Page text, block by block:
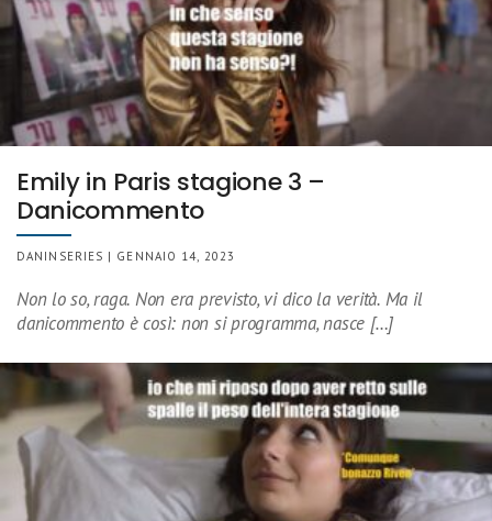
Emily in Paris stagione 3 –
Danicommento
DANINSERIES | GENNAIO 14, 2023
Non lo so, raga. Non era previsto, vi dico la verità. Ma il
danicommento è così: non si programma, nasce […]